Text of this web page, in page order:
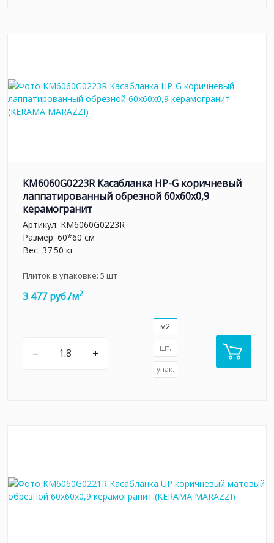
KM6060G0223R Касабланка HP-G коричневый
лаппатированный обрезной 60x60x0,9
керамогранит
Артикул: KM6060G0223R
Размер: 60*60 см
Вес: 37.50 кг
Плиток в упаковке: 5 шт
3 477 руб./м2
– +
м2
шт.
упак.